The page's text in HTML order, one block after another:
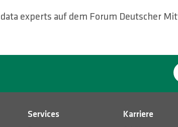
data experts auf dem Forum Deutscher
Services Karriere